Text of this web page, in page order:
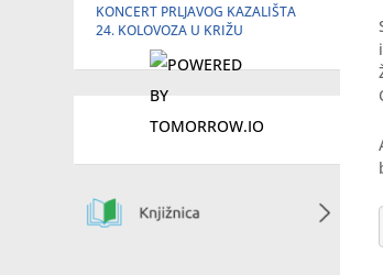
KONCERT PRLJAVOG KAZALIŠTA
24. KOLOVOZA U KRIŽU